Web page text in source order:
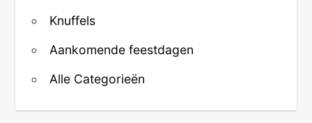
Knuffels
Aankomende feestdagen
Alle Categorieën